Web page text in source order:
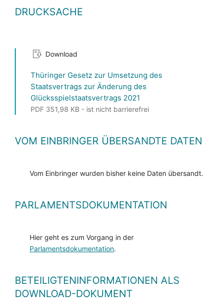
DRUCKSACHE
Download
Thüringer Gesetz zur Umsetzung des
Staatsvertrags zur Änderung des
Glücksspielstaatsvertrags 2021
PDF 351,98 KB - ist nicht barrierefrei
VOM EINBRINGER ÜBERSANDTE DATEN
Vom Einbringer wurden bisher keine Daten übersandt.
PARLAMENTSDOKUMENTATION
Hier geht es zum Vorgang in der
Parlamentsdokumentation.
BETEILIGTENINFORMATIONEN ALS
DOWNLOAD-DOKUMENT